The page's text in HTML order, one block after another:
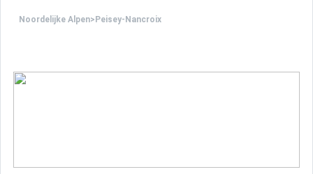
Noordelijke Alpen> Peisey-Nancroix